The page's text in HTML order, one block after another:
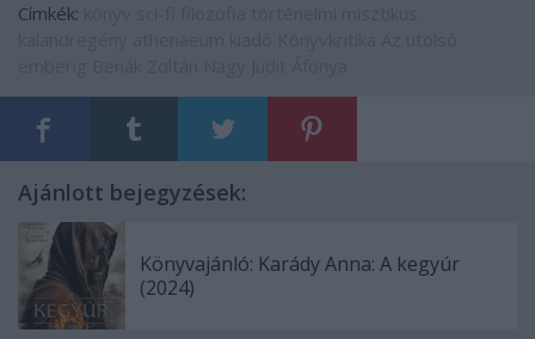
Címkék:
Ajánlott bejegyzések:
Könyvajánló: Karády Anna: A kegyúr
(2024)